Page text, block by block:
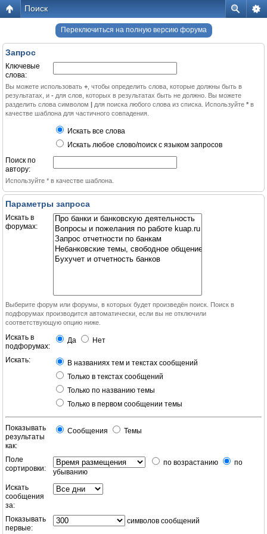
Поиск
Переключиться на полную версию форума
Запрос
Ключевые
слова:
Вы можете использовать + , чтобы определить слова, которые должны быть в
результатах, и - для слов, которых в результатах быть не должно. Вы можете
разделить слова символом | для поиска любого слова из списка. Используйте * в
качестве шаблона для частичного совпадения.
Искать все слова
Искать любое слово/поиск с языком запросов
Поиск по
автору:
Используйте * в качестве шаблона.
Параметры запроса
Искать в
форумах:
Выберите форум или форумы, в которых будет произведён поиск. Поиск в
подфорумах производится автоматически, если вы не отключили
соответствующую опцию ниже.
Искать в
подфорумах:
Да Нет
Искать:
В названиях тем и текстах сообщений
Только в текстах сообщений
Только по названию темы
Только в первом сообщении темы
Показывать
результаты
как:
Сообщения Темы
Поле
сортировки:
по возрастанию
по
убыванию
Искать
сообщения
за:
Показывать
первые:
символов сообщений